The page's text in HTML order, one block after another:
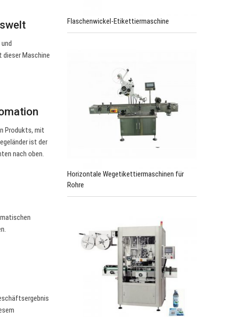
Maschine
Produkts, mit
ist der
nach oben.
Flaschenwickel-Etikettiermaschine
Horizontale Wegetikettiermaschinen für
Rohre